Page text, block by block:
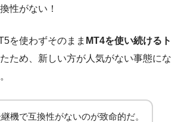
性がない！
を使わずそのまま MT4を使い続けるト
ため、新しい方が人気がない事態にな
機で互換性がないのが致命的だ。